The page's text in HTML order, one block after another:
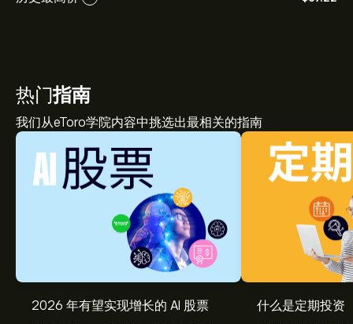
热门指南
我们从eToro学院内容中挑选出最相关的指南
2026 年有望实现增长的 AI 股票
什么是定期投资